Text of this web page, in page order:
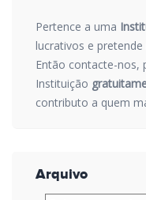
Pertence a uma
lucrativos e
Então contacte-nos,
Instituição
contributo a quem
Arquivo